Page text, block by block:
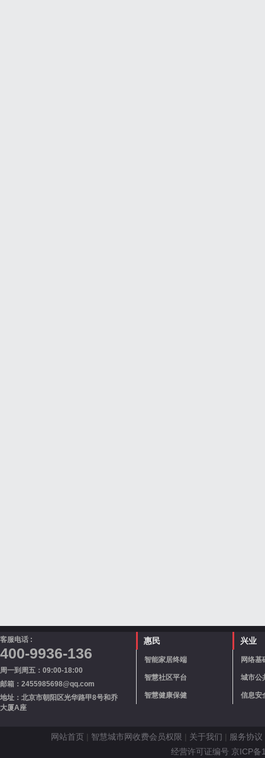
客服电话 :
400-9936-136
周一到周五：09:00-18:00
邮箱：2455985698@qq.com
地址：北京市朝阳区光华路甲8号和乔
大厦A座
惠民
智能家居终端
智慧社区平台
智慧健康保健
兴业
网络基
城市公
信息安
网站首页 | 智慧城市网收费会员权限 | 关于我们 | 服务协议
经营许可证编号 京ICP